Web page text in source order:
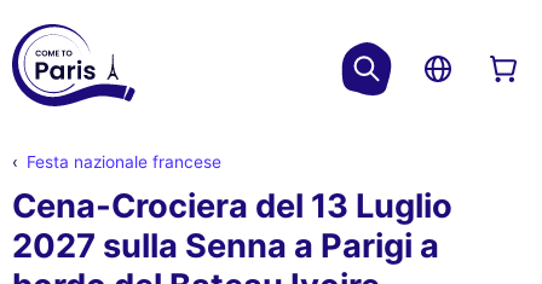
Festa nazionale francese
Cena-Crociera del 13 Luglio
2027 sulla Senna a Parigi a